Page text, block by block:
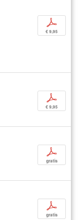
p
€ 9,95
p
€ 9,95
p
gratis
p
gratis